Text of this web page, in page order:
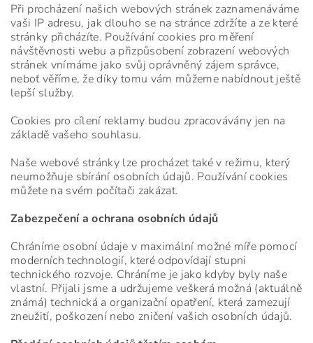
Při procházení našich webových stránek zaznamenáváme
vaši IP adresu, jak dlouho se na stránce zdržíte a ze které
stránky přicházíte. Používání cookies pro měření
návštěvnosti webu a přizpůsobení zobrazení webových
stránek vnímáme jako svůj oprávněný zájem správce,
neboť věříme, že díky tomu vám můžeme nabídnout ještě
lepší služby.
Cookies pro cílení reklamy budou zpracovávány jen na
základě vašeho souhlasu.
Naše webové stránky lze procházet také v režimu, který
neumožňuje sbírání osobních údajů. Používání cookies
můžete na svém počítači zakázat.
Zabezpečení a ochrana osobních údajů
Chráníme osobní údaje v maximální možné míře pomocí
moderních technologií, které odpovídají stupni
technického rozvoje. Chráníme je jako kdyby byly naše
vlastní. Přijali jsme a udržujeme veškerá možná (aktuálně
známá) technická a organizační opatření, která zamezují
zneužití, poškození nebo zničení vašich osobních údajů.